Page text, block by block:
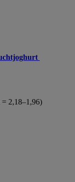
= 2,18–1,96)